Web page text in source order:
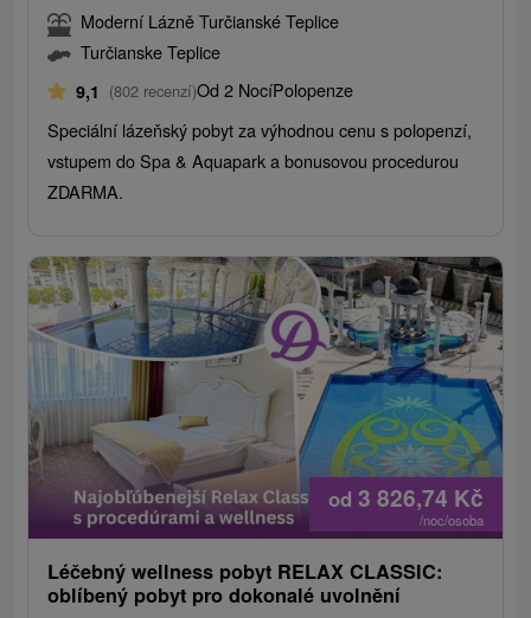
Moderní Lázně Turčianské Teplice
Turčianske Teplice
9,1 (802 recenzí)Od 2 NocíPolopenze
Speciální lázeňský pobyt za výhodnou cenu s polopenzí,
vstupem do Spa & Aquapark a bonusovou procedurou
ZDARMA.
od 3 826,74 Kč
/noc/osoba
Léčebný wellness pobyt RELAX CLASSIC:
oblíbený pobyt pro dokonalé uvolnění